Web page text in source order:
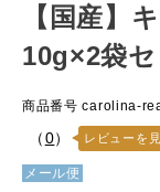
【国産】
10g×2袋セ
商品番号 carolina-
（0） レビューを
メール便